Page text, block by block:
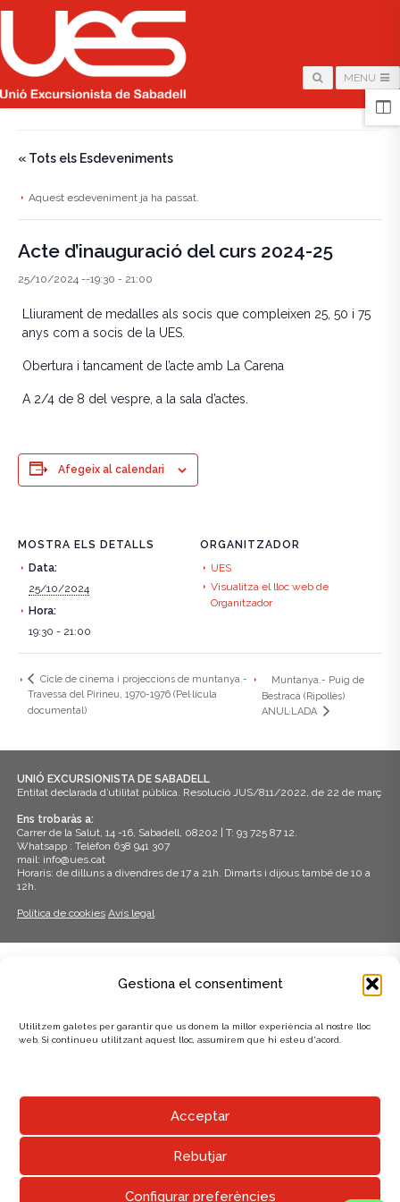
Gestiona el consentiment
Utilitzem galetes per garantir que us donem la millor experiència al nostre lloc
web. Si continueu utilitzant aquest lloc, assumirem que hi esteu d'acord.
Acceptar
Rebutjar
Configurar preferències
MENU
« Tots els Esdeveniments
Aquest esdeveniment ja ha passat.
Acte d’inauguració del curs 2024-25
25/10/2024 --19:30 - 21:00
Lliurament de medalles als socis que compleixen 25, 50 i 75
anys com a socis de la UES.
Obertura i tancament de l’acte amb La Carena
A 2/4 de 8 del vespre, a la sala d’actes.
Afegeix al calendari
MOSTRA ELS DETALLS
Data:
25/10/2024
Hora:
19:30 - 21:00
ORGANITZADOR
UES
Visualitza el lloc web de
Organitzador
Cicle de cinema i projeccions de muntanya.-
Travessa del Pirineu, 1970-1976 (Pel·lícula
documental)
Muntanya.- Puig de
Bestracà (Ripollès)
ANUL·LADA
UNIÓ EXCURSIONISTA DE SABADELL
Entitat declarada d’utilitat pública. Resolució JUS/811/2022, de 22 de març
Ens trobaràs a:
Carrer de la Salut, 14 -16, Sabadell, 08202 | T: 93 725 87 12.
Whatsapp : Telèfon 638 941 307
mail: info@ues.cat
Horaris: de dilluns a divendres de 17 a 21h. Dimarts i dijous també de 10 a
12h.
Política de cookies Avís legal
AMB EL SUPORT DE: